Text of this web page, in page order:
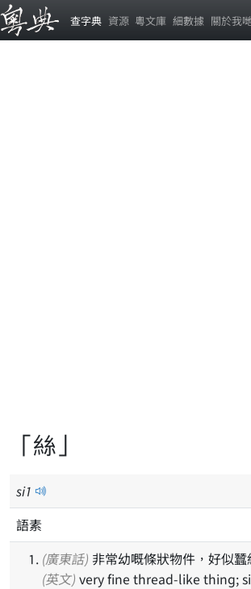
查字典 資源 粵文庫 細數據 關於我
「絲」
si1
語素
(廣東話) 非常幼嘅條狀物件，好似
(英文) very fine thread-like thing;